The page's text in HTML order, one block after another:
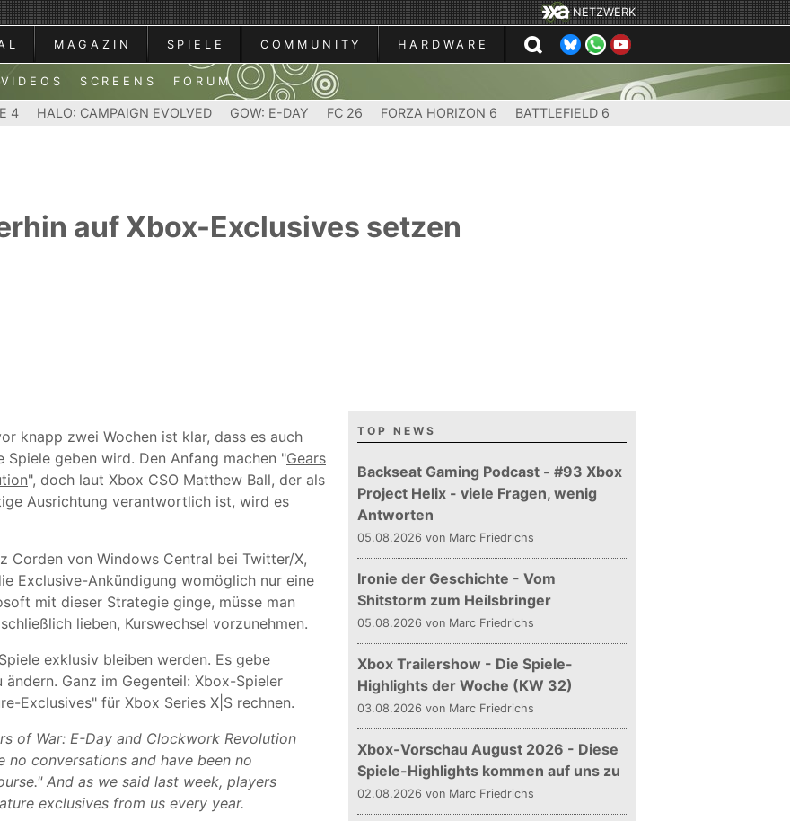
NETZWERK
MAGAZIN SPIELE COMMUNITY HARDWARE
VIDEOS SCREENS FORUM
4 HALO: CAMPAIGN EVOLVED GOW: E-DAY FC 26 FORZA HORIZON 6 BATTLEFIELD 6
auf Xbox-Exclusives setzen
knapp zwei Wochen ist klar, dass es auch
geben wird. Den Anfang machen "Gears
", doch laut Xbox CSO Matthew Ball, der als
Ausrichtung verantwortlich ist, wird es
Corden von Windows Central bei Twitter/X,
Exclusive-Ankündigung womöglich nur eine
mit dieser Strategie ginge, müsse man
lieben, Kurswechsel vorzunehmen.
exklusiv bleiben werden. Es gebe
Ganz im Gegenteil: Xbox-Spieler
Exclusives" für Xbox Series X|S rechnen.
of War: E-Day and Clockwork Revolution
no conversations and have been no
And as we said last week, players
exclusives from us every year.
TOP NEWS
Backseat Gaming Podcast - #93 Xbox
Project Helix - viele Fragen, wenig
Antworten
05.08.2026 von Marc Friedrichs
Ironie der Geschichte - Vom
Shitstorm zum Heilsbringer
05.08.2026 von Marc Friedrichs
Xbox Trailershow - Die Spiele-
Highlights der Woche (KW 32)
03.08.2026 von Marc Friedrichs
Xbox-Vorschau August 2026 - Diese
Spiele-Highlights kommen auf uns zu
02.08.2026 von Marc Friedrichs